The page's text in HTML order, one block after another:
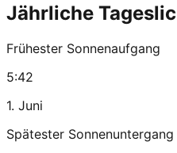
Jährliche
Frühester Sonnenaufgang
5:42
1. Juni
Spätester Sonnenuntergang